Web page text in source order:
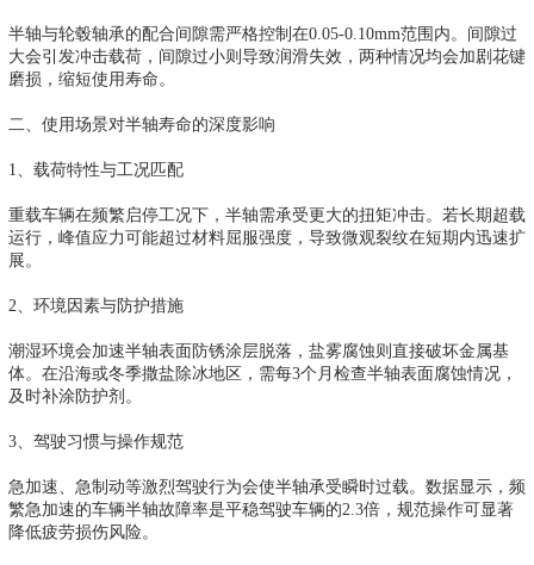
半轴与轮毂轴承的配合间隙需严格控制在0.05-0.10mm范围内。间隙过
大会引发冲击载荷，间隙过小则导致润滑失效，两种情况均会加剧花键
磨损，缩短使用寿命。
二、使用场景对半轴寿命的深度影响
1、载荷特性与工况匹配
重载车辆在频繁启停工况下，半轴需承受更大的扭矩冲击。若长期超载
运行，峰值应力可能超过材料屈服强度，导致微观裂纹在短期内迅速扩
展。
2、环境因素与防护措施
潮湿环境会加速半轴表面防锈涂层脱落，盐雾腐蚀则直接破坏金属基
体。在沿海或冬季撒盐除冰地区，需每3个月检查半轴表面腐蚀情况，
及时补涂防护剂。
3、驾驶习惯与操作规范
急加速、急制动等激烈驾驶行为会使半轴承受瞬时过载。数据显示，频
繁急加速的车辆半轴故障率是平稳驾驶车辆的2.3倍，规范操作可显著
降低疲劳损伤风险。